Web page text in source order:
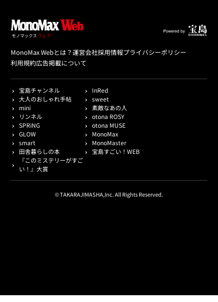
MonoMax Webとは？運営会社採用情報プライバシーポリシー
利用規約広告掲載について
宝島チャンネル
InRed
大人のおしゃれ手帖
sweet
mini
素敵なあの人
リンネル
otona ROSY
SPRiNG
otona MUSE
GLOW
MonoMax
smart
MonoMaster
田舎暮らしの本
宝島すごい！WEB
『このミステリーがすご
い！』大賞
© TAKARAJIMASHA,Inc. All Rights Reserved.